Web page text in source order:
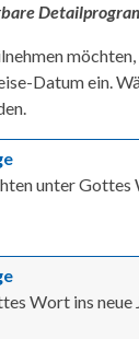
Datum ein.
unter Gottes
Wort ins neue